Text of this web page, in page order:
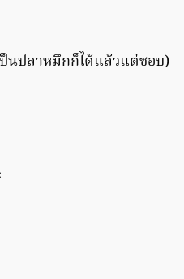
นปลาหมึกก็ได้แล้วแต่ชอบ)